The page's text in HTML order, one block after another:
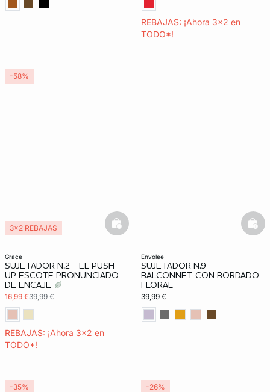
REBAJAS: ¡Ahora 3x2 en
TODO*!
grace
SUJETADOR N.2 - EL PUSH-
UP ESCOTE PRONUNCIADO
DE ENCAJE
16,99 €39,99 €
REBAJAS: ¡Ahora 3x2 en
TODO*!
3x2 REBAJAS basketfull
-58%
envolee
SUJETADOR N.9 -
BALCONNET CON BORDADO
FLORAL
39,99 €
-35% -26%